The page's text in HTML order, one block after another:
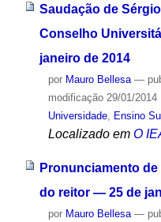
Saudação de
Conselho
janeiro de 2014
por Mauro Bellesa —
modificação29/01/2014
Universidade, Ensino
Localizado em O
Pronunciamento
do reitor — 25 de
por Mauro Bellesa —